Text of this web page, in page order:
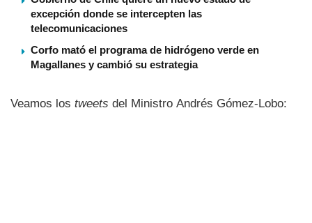
excepción donde se intercepten las
telecomunicaciones
Corfo mató el programa de hidrógeno verde en
Magallanes y cambió su estrategia
Veamos los tweets del Ministro Andrés Gómez-Lobo: